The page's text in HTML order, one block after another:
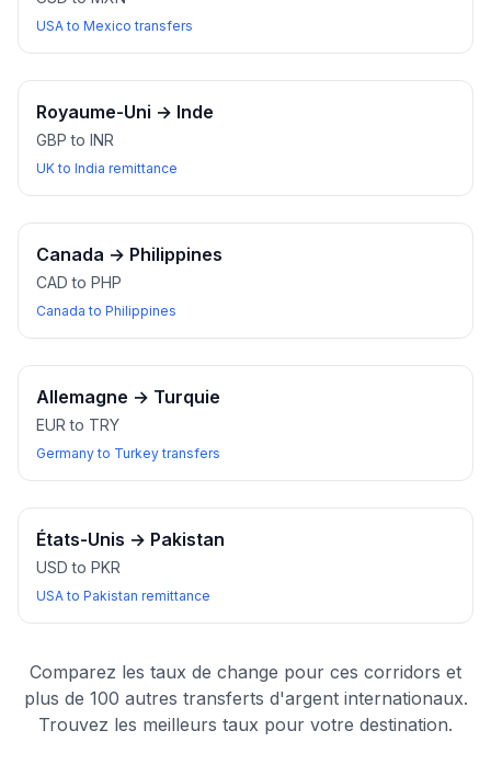
USA to Mexico transfers
Royaume-Uni → Inde
GBP to INR
UK to India remittance
Canada → Philippines
CAD to PHP
Canada to Philippines
Allemagne → Turquie
EUR to TRY
Germany to Turkey transfers
États-Unis → Pakistan
USD to PKR
USA to Pakistan remittance
Comparez les taux de change pour ces corridors et
plus de 100 autres transferts d'argent internationaux.
Trouvez les meilleurs taux pour votre destination.